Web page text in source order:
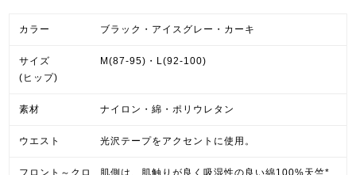
カラー ブラック・アイスグレー・カーキ
サイズ
(ヒップ)
M(87-95)・L(92-100)
素材 ナイロン・綿・ポリウレタン
ウエスト 光沢テープをアクセントに使用。